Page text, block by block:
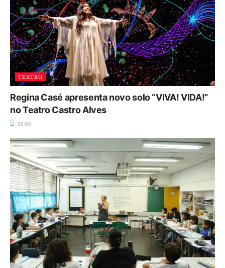
TEATRO
Regina Casé apresenta novo solo “VIVA! VIDA!”
no Teatro Castro Alves
06/08